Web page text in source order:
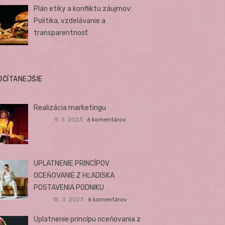
Plán etiky a konfliktu záujmov:
Politika, vzdelávanie a
transparentnosť
Realizácia marketingu
9. 3. 2023 6 komentárov
UPLATNENIE PRINCÍPOV
OCEŇOVANIE Z HĽADISKA
POSTAVENIA PODNIKU
15. 3. 2023 6 komentárov
Uplatnenie princípu oceňovania z